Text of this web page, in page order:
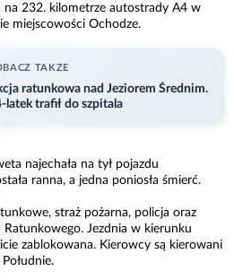
na 232. kilometrze autostrady A4 w
miejscowości Ochodze.
TAKZE
ratunkowa nad Jeziorem Średnim.
latek trafił do szpitala
najechała na tył pojazdu
ranna, a jedna poniosła śmierć.
straż pożarna, policja oraz
Ratunkowego. Jezdnia w kierunku
zablokowana. Kierowcy są kierowani